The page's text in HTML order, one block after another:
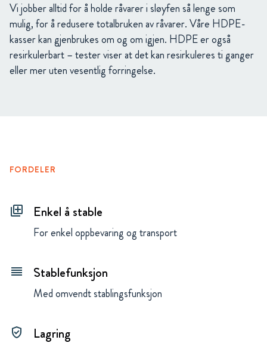
Vi jobber alltid for å holde råvarer i sløyfen så lenge som
mulig, for å redusere totalbruken av råvarer. Våre HDPE-
kasser kan gjenbrukes om og om igjen. HDPE er også
resirkulerbart – tester viser at det kan resirkuleres ti ganger
eller mer uten vesentlig forringelse.
FORDELER
queue Enkel å stable
For enkel oppbevaring og transport
reorder Stablefunksjon
Med omvendt stablingsfunksjon
gpp_good Lagring